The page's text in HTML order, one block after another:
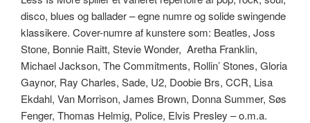
disco, blues og ballader – egne numre og solide swingende
klassikere. Cover-numre af kunstere som: Beatles, Joss
Stone, Bonnie Raitt, Stevie Wonder, Aretha Franklin,
Michael Jackson, The Commitments, Rollin’ Stones, Gloria
Gaynor, Ray Charles, Sade, U2, Doobie Brs, CCR, Lisa
Ekdahl, Van Morrison, James Brown, Donna Summer, Søs
Fenger, Thomas Helmig, Police, Elvis Presley – o.m.a.